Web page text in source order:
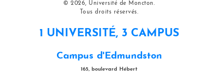
© 2026, Université de Moncton.
Tous droits réservés.
1 UNIVERSITÉ, 3 CAMPUS
Campus d'Edmundston
165, boulevard Hébert